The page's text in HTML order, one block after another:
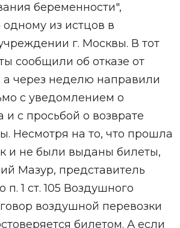
беременности",
одному из истцов в
г. Москвы. В тот
сообщили об отказе от
а через неделю направили
с уведомлением о
и с просьбой о возврате
Несмотря на то, что прошла
и не были выданы билеты,
Мазур, представитель
п. 1 ст. 105 Воздушного
воздушной перевозки
билетом. А если